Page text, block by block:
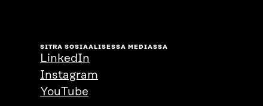
SITRA SOSIAALISESSA MEDIASSA
LinkedIn
Instagram
YouTube